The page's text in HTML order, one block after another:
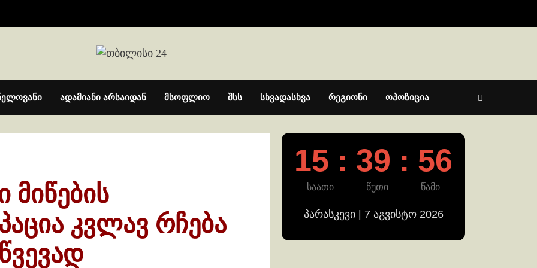
ადამიანი არსაიდან მსოფლიო შსს სხვადასხვა რეგიონი ოპოზიცია
მიწების
კვლავ რჩება
15 : 39 : 56
საათი წუთი წამი
პარასკევი | 7 აგვისტო 2026